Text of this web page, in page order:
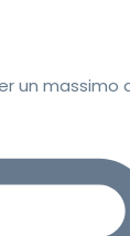
un massimo